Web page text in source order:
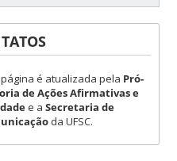
é atualizada pela Pró-
de Ações Afirmativas e
e a Secretaria de
da UFSC.